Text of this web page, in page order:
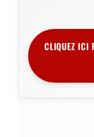
CLIQUEZ ICI